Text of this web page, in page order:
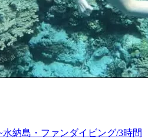
水納島・ファンダイビング/3時間